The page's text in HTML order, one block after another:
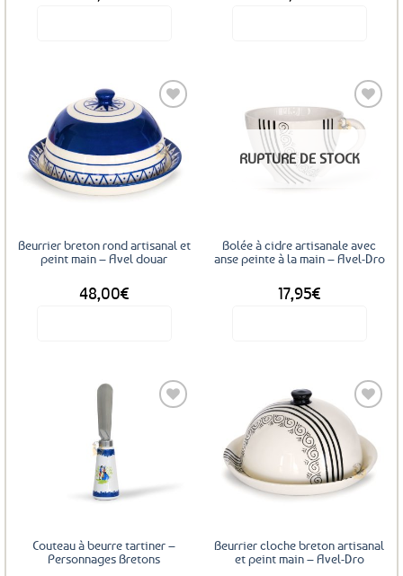
Ajouter
aux
favoris
Beurrier breton rond artisanal et
peint main – Avel douar
48,00€
aux
RUPTURE DE STOCK
Bolée à cidre artisanale avec
anse peinte à la main – Avel-Dro
17,95€
Couteau à beurre tartiner –
Personnages Bretons
Ajouter
aux
favoris
Beurrier cloche breton artisanal
et peint main – Avel-Dro